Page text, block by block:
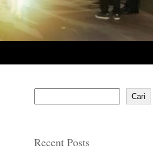
Cari
Recent Posts